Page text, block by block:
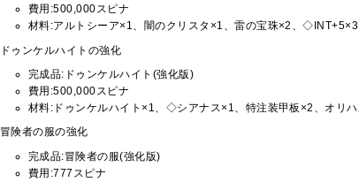
費用:500,000スピナ
材料:アルトシーア×1、闇のクリスタ×1、雷の宝珠×2、◇INT+5×3
ドゥンケルハイトの強化
完成品:ドゥンケルハイト(強化版)
費用:500,000スピナ
材料:ドゥンケルハイト×1、◇シアナス×1、特注装甲板×2、オリ
冒険者の服の強化
完成品:冒険者の服(強化版)
費用:777スピナ